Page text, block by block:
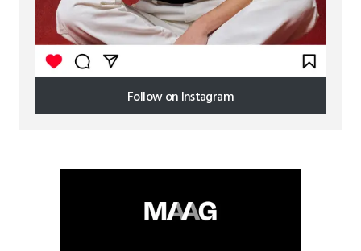
Follow on Instagram
Follow on Instagram